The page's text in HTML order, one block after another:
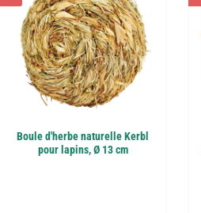
Boule d'herbe naturelle Kerbl
pour lapins, Ø 13 cm